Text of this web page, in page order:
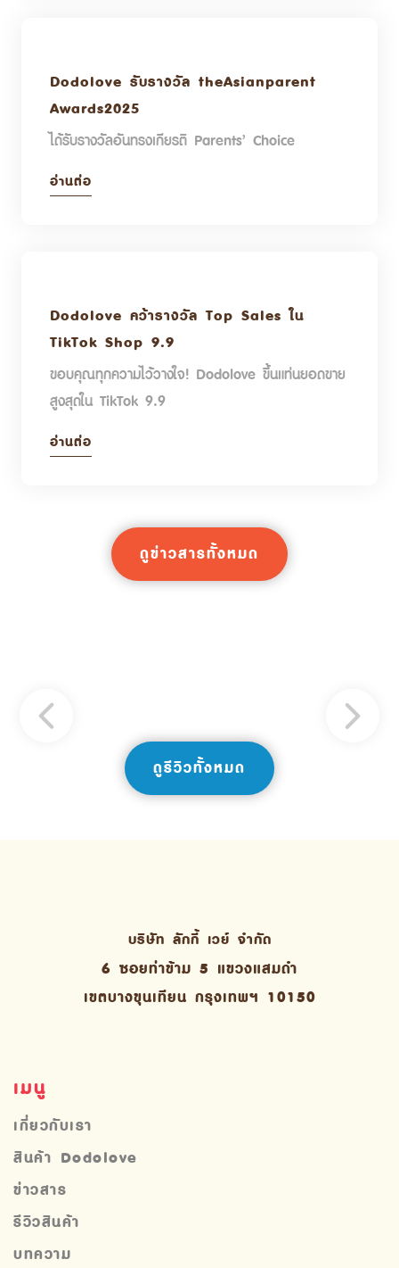
Dodolove รับรางวัล theAsianparent
Awards2025
ได้รับรางวัลอันทรงเกียรติ Parents’ Choice
อ่านต่อ
Dodolove คว้ารางวัล Top Sales ใน
TikTok Shop 9.9
ขอบคุณทุกความไว้วางใจ! Dodolove ขึ้นแท่นยอดขาย
สูงสุดใน TikTok 9.9
อ่านต่อ
ดูข่าวสารทั้งหมด
ดูรีวิวทั้งหมด
บริษัท ลักกี้ เวย์ จํากัด
6 ซอยท่าข้าม 5 แขวงแสมดำ
เขตบางขุนเทียน กรุงเทพฯ 10150
เมนู
เกี่ยวกับเรา
สินค้า Dodolove
ข่าวสาร
รีวิวสินค้า
บทความ